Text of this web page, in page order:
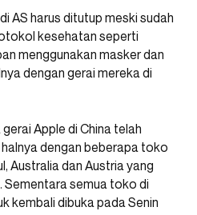
AS harus ditutup meski sudah
kesehatan seperti
menggunakan masker dan
dengan gerai mereka di